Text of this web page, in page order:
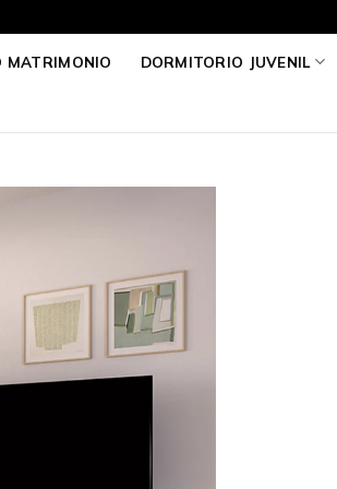
MATRIMONIO DORMITORIO JUVENIL